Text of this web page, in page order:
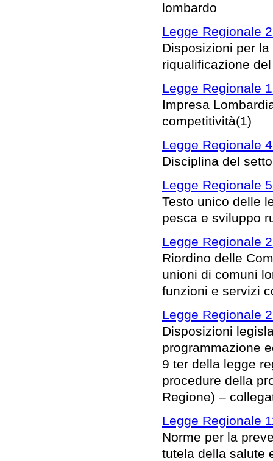
lombardo
Legge Regionale
Disposizioni per
riqualificazione
Legge Regionale
Impresa
competitività(1)
Legge Regionale
Disciplina del
Legge Regionale
Testo unico delle
pesca e sviluppo
Legge Regionale
Riordino delle
unioni di comuni
funzioni e servizi
Legge Regionale
Disposizioni
programmazione
9 ter della legge
procedure della
Regione) –
Legge Regionale
Norme per la
tutela della salute